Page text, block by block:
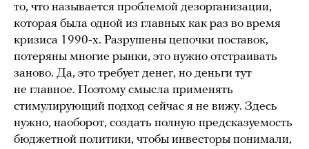
то, что называется проблемой дезорганизации,
которая была одной из главных как раз во время
кризиса 1990-х. Разрушены цепочки поставок,
потеряны многие рынки, это нужно отстраивать
заново. Да, это требует денег, но деньги тут
не главное. Поэтому смысла применять
стимулирующий подход сейчас я не вижу. Здесь
нужно, наоборот, создать полную предсказуемость
бюджетной политики, чтобы инвесторы понимали,